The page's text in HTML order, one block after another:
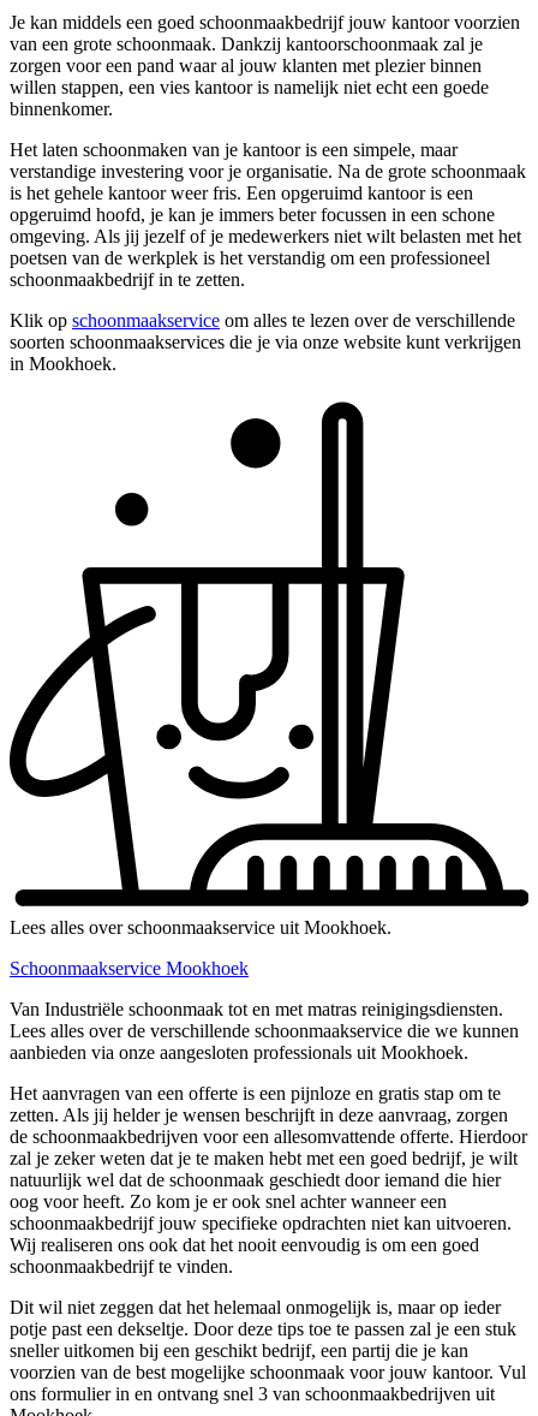
Je kan middels een goed schoonmaakbedrijf jouw kantoor voorzien
van een grote schoonmaak. Dankzij kantoorschoonmaak zal je
zorgen voor een pand waar al jouw klanten met plezier binnen
willen stappen, een vies kantoor is namelijk niet echt een goede
binnenkomer.
Het laten schoonmaken van je kantoor is een simpele, maar
verstandige investering voor je organisatie. Na de grote schoonmaak
is het gehele kantoor weer fris. Een opgeruimd kantoor is een
opgeruimd hoofd, je kan je immers beter focussen in een schone
omgeving. Als jij jezelf of je medewerkers niet wilt belasten met het
poetsen van de werkplek is het verstandig om een professioneel
schoonmaakbedrijf in te zetten.
Klik op schoonmaakservice om alles te lezen over de verschillende
soorten schoonmaakservices die je via onze website kunt verkrijgen
in Mookhoek.
Lees alles over schoonmaakservice uit Mookhoek.
Schoonmaakservice Mookhoek
Van Industriële schoonmaak tot en met matras reinigingsdiensten.
Lees alles over de verschillende schoonmaakservice die we kunnen
aanbieden via onze aangesloten professionals uit Mookhoek.
Het aanvragen van een offerte is een pijnloze en gratis stap om te
zetten. Als jij helder je wensen beschrijft in deze aanvraag, zorgen
de schoonmaakbedrijven voor een allesomvattende offerte. Hierdoor
zal je zeker weten dat je te maken hebt met een goed bedrijf, je wilt
natuurlijk wel dat de schoonmaak geschiedt door iemand die hier
oog voor heeft. Zo kom je er ook snel achter wanneer een
schoonmaakbedrijf jouw specifieke opdrachten niet kan uitvoeren.
Wij realiseren ons ook dat het nooit eenvoudig is om een goed
schoonmaakbedrijf te vinden.
Dit wil niet zeggen dat het helemaal onmogelijk is, maar op ieder
potje past een dekseltje. Door deze tips toe te passen zal je een stuk
sneller uitkomen bij een geschikt bedrijf, een partij die je kan
voorzien van de best mogelijke schoonmaak voor jouw kantoor. Vul
ons formulier in en ontvang snel 3 van schoonmaakbedrijven uit